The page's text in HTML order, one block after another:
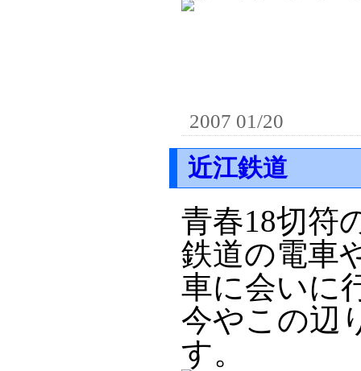
2007 01/20
近江鉄道
青春18切符
鉄道の電車
車に会いに
今やこの辺
す。